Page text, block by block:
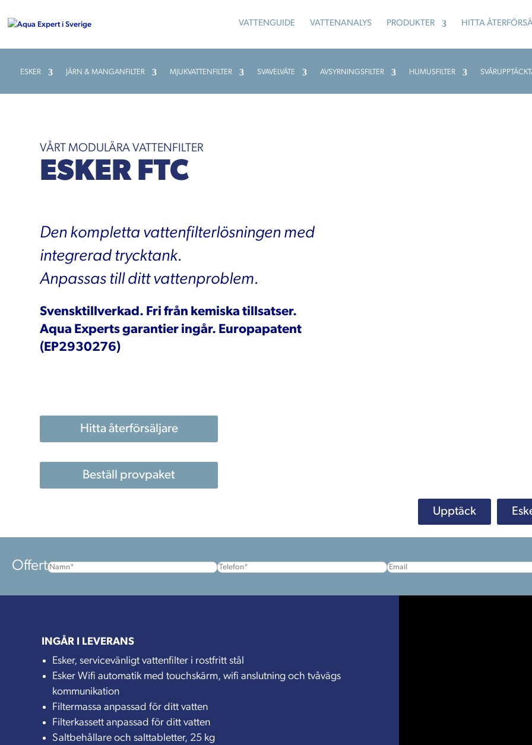
VATTENGUIDE VATTENANALYS PRODUKTER HITTA
ESKER JÄRN & MANGANFILTER MJUKVATTENFILTER SVAVELVÄTE AVSYRNINGSFILTER HUMUSFILTER
VÅRT MODULÄRA VATTENFILTER
ESKER FTC
Den kompletta vattenfilterlösningen med
integrerad trycktank.
Anpassas till ditt vattenproblem.
Svensktillverkad. Fri från kemiska tillsatser.
Aqua Experts garantier ingår. Europapatent
(EP2930276)
Hitta återförsäljare
Beställ provpaket
Upptäck
OffertNamn(Obligatoriskt) Telefon(Obligatoriskt) E-post
INGÅR I LEVERANS
Esker, servicevänligt vattenfilter i rostfritt stål
Esker Wifi automatik med touchskärm, wifi anslutning och tvåvägs
kommunikation
Filtermassa anpassad för ditt vatten
Filterkassett anpassad för ditt vatten
Saltbehållare och salttabletter, 25 kg